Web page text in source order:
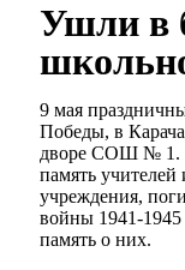
Ушли в
9 мая
Победы, в
дворе СОШ № 1.
память учителей
учреждения,
войны 1941-1945
память о них.